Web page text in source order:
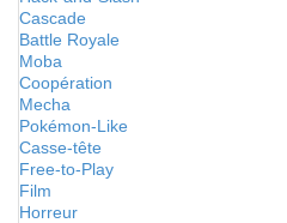
Cascade
Battle Royale
Moba
Coopération
Mecha
Pokémon-Like
Casse-tête
Free-to-Play
Film
Horreur